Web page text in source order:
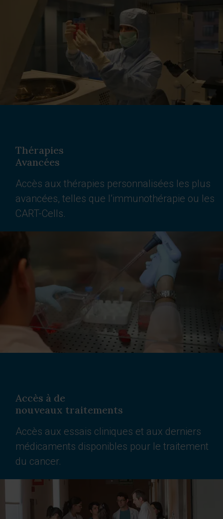
Thérapies
Avancées
Accès aux thérapies personnalisées les plus
avancées, telles que l’immunothérapie ou les
CART-Cells.
Accès à de
nouveaux traitements
Accès aux essais cliniques et aux derniers
médicaments disponibles pour le traitement
du cancer.